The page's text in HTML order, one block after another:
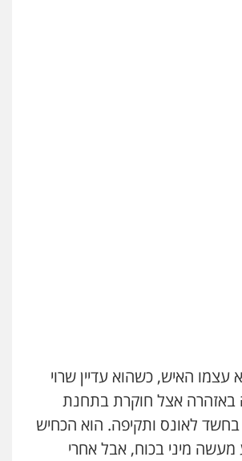
האיש, כשהוא עדיין שרוי
באזהרה אצל חוקרת בתחנת
בחשד לאונס ותקיפה. הוא הכחיש
מעשה מיני בכוח, אבל אחרי